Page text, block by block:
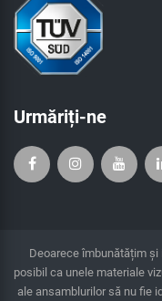
Urmăriți-ne
Deoarece îmbunătățim
posibil ca unele materiale
ale ansamblurilor să nu fie